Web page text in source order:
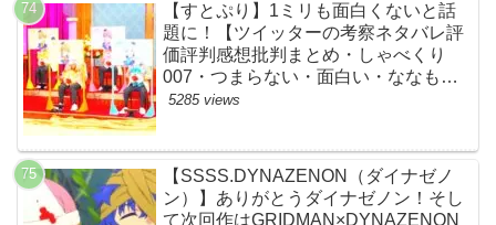
【すとぷり】1ミリも面白くないと話
題に！【ツイッターの考察ネタバレ評
価評判感想批判まとめ・しゃべくり
007・つまらない・面白い・ななも
り。・ジェル・さとみ・ころん・るぅ
5285 views
【SSSS.DYNAZENON（ダイナゼノ
ン）】ありがとうダイナゼノン！そし
て次回作はGRIDMAN×DYNAZENON